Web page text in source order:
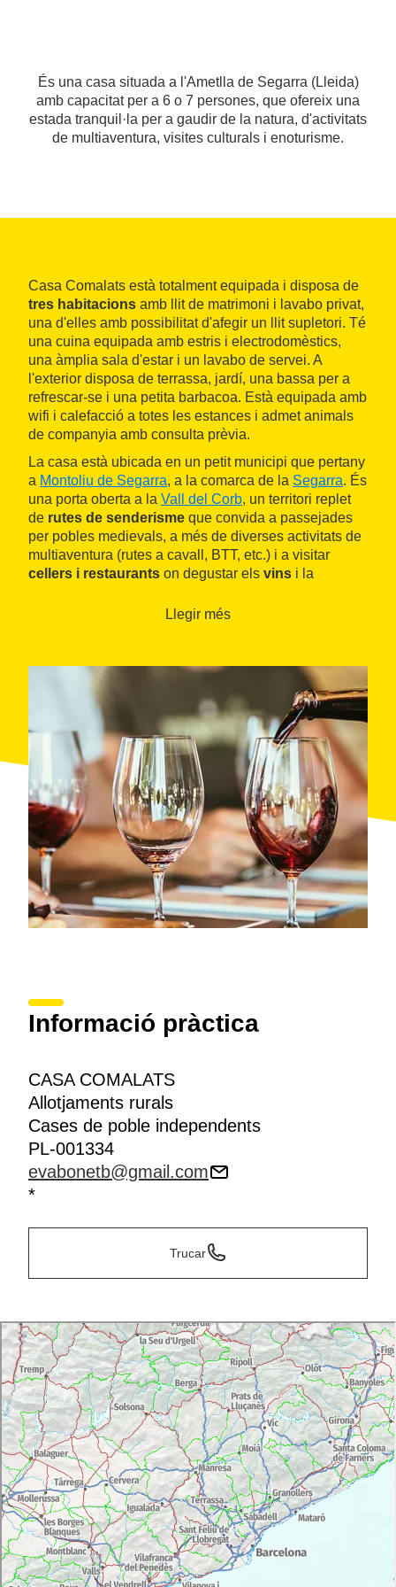
És una casa situada a l'Ametlla de Segarra (Lleida)
amb capacitat per a 6 o 7 persones, que ofereix una
estada tranquil·la per a gaudir de la natura, d'activitats
de multiaventura, visites culturals i enoturisme.
Casa Comalats està totalment equipada i disposa de
tres habitacions amb llit de matrimoni i lavabo privat,
una d'elles amb possibilitat d'afegir un llit supletori. Té
una cuina equipada amb estris i electrodomèstics,
una àmplia sala d'estar i un lavabo de servei. A
l'exterior disposa de terrassa, jardí, una bassa per a
refrescar-se i una petita barbacoa. Està equipada amb
wifi i calefacció a totes les estances i admet animals
de companyia amb consulta prèvia.
La casa està ubicada en un petit municipi que pertany
a Montoliu de Segarra, a la comarca de la Segarra. És
una porta oberta a la Vall del Corb, un territori replet
de rutes de senderisme que convida a passejades
per pobles medievals, a més de diverses activitats de
multiaventura (rutes a cavall, BTT, etc.) i a visitar
cellers i restaurants on degustar els vins i la
celler de vins naturals Comalats
Llegir més
Informació pràctica
CASA COMALATS
Allotjaments rurals
Cases de poble independents
PL-001334
evabonetb@gmail.com
*
Trucar